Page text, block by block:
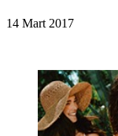
14 Mart 2017